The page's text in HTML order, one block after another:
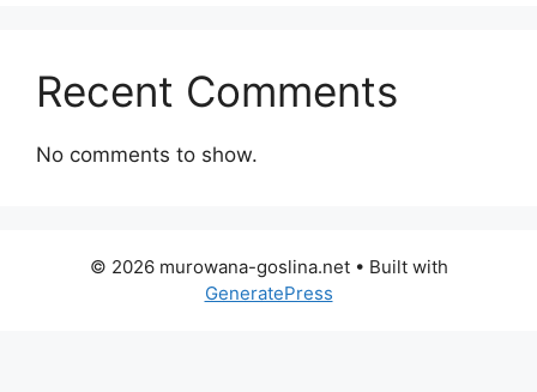
Recent Comments
No comments to show.
© 2026 murowana-goslina.net• Built with
GeneratePress